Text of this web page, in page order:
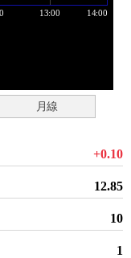
月線
+0.10
12.85
10
1